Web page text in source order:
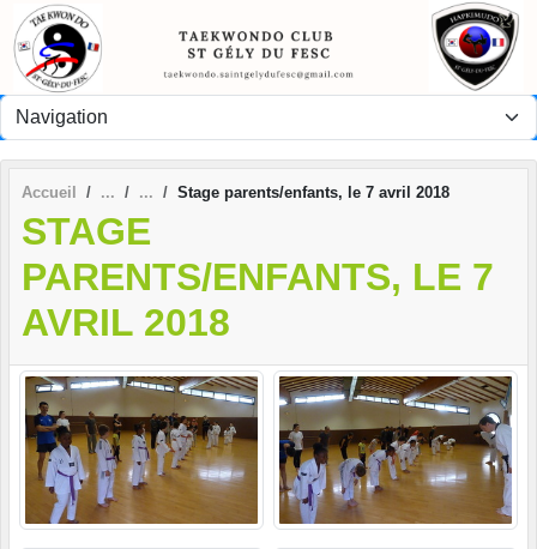
Accueil Stage parents/enfants, le 7 avril 2018
STAGE
PARENTS/ENFANTS, LE 7
AVRIL 2018
Panneau de gestion des cookies